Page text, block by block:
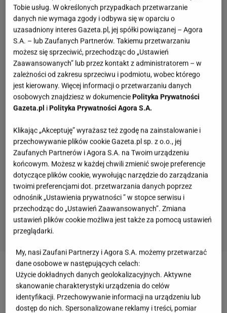
Polecamy:Tak wyglądały polskie i zagraniczne
WAGs, zanim poznały piłkarzy. Rodriguez stawiała
na naturalność, a Lewandowska była blondynką
Tobie usług. W określonych przypadkach przetwarzanie
danych nie wymaga zgody i odbywa się w oparciu o
uzasadniony interes Gazeta.pl, jej spółki powiązanej – Agora
S.A. – lub Zaufanych Partnerów. Takiemu przetwarzaniu
możesz się sprzeciwić, przechodząc do „Ustawień
Zaawansowanych” lub przez kontakt z administratorem – w
zależności od zakresu sprzeciwu i podmiotu, wobec którego
jest kierowany. Więcej informacji o przetwarzaniu danych
osobowych znajdziesz w dokumencie Polityka Prywatności
Gazeta.pl i Polityka Prywatności Agora S.A.
Klikając „Akceptuję” wyrażasz też zgodę na zainstalowanie i
przechowywanie plików cookie Gazeta.pl sp. z o.o., jej
Zaufanych Partnerów i Agora S.A. na Twoim urządzeniu
końcowym. Możesz w każdej chwili zmienić swoje preferencje
dotyczące plików cookie, wywołując narzędzie do zarządzania
twoimi preferencjami dot. przetwarzania danych poprzez
odnośnik „Ustawienia prywatności ” w stopce serwisu i
przechodząc do „Ustawień Zaawansowanych”. Zmiana
ustawień plików cookie możliwa jest także za pomocą ustawień
przeglądarki.
My, nasi Zaufani Partnerzy i Agora S.A. możemy przetwarzać
dane osobowe w następujących celach:
Użycie dokładnych danych geolokalizacyjnych. Aktywne
skanowanie charakterystyki urządzenia do celów
identyfikacji. Przechowywanie informacji na urządzeniu lub
dostęp do nich. Spersonalizowane reklamy i treści, pomiar